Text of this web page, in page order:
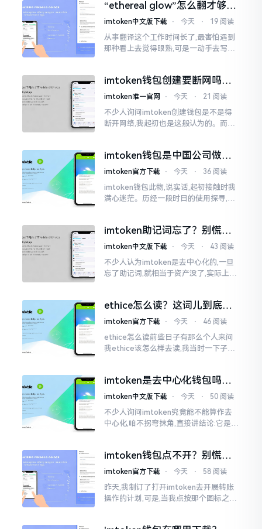
至极点。
“ethereal glow”怎么翻才够味
儿？翻译圈老油条的私房话
imtoken中文版下载 ⋅ 今天 ⋅ 19 阅读
从事翻译这个工作时间长了,最害怕遇到
那种看上去觉得眼熟,可是一动手去写就
imtoken钱包创建要断网吗？
老玩家说说真实情况
imtoken唯一官网 ⋅ 今天 ⋅ 21 阅读
不少人询问imtoken创建钱包是不是得
断开网络,我起初也是这般认为的。而后
人攻击
imtoken钱包是中国公司做的
吗？一文说清楚
imtoken官方下载 ⋅ 今天 ⋅ 36 阅读
imtoken钱包此物,说实话,起初接触时我
满心迷茫。历经一段时日的使用探寻,我
李鹏
imtoken助记词忘了？别慌，
这招能救你
imtoken中文版下载 ⋅ 今天 ⋅ 43 阅读
不少人认为imtoken是去中心化的,一旦
忘了助记词,就相当于资产没了,实际上这
于网络连接状态
ethice怎么读？这词儿到底念
啥，别搞错了
imtoken官方下载 ⋅ 今天 ⋅ 46 阅读
ethice怎么读前些日子有那么个人来问
我ethice该怎么样去读,我当时一下子就
呢拼写方面却少了一个字母
imtoken是去中心化钱包吗？
看完这篇不踩坑
imtoken中文版下载 ⋅ 今天 ⋅ 50 阅读
不少人询问imtoken究竟能不能算作去
中心化,咱不拐弯抹角,直接讲结论:它是一
imtoken钱包点不开？别慌，
试试这几招
imtoken官方下载 ⋅ 今天 ⋅ 58 阅读
昨天,我制订了打开imtoken去开展转账
操作的计划,可是,当我点按那个图标之后,